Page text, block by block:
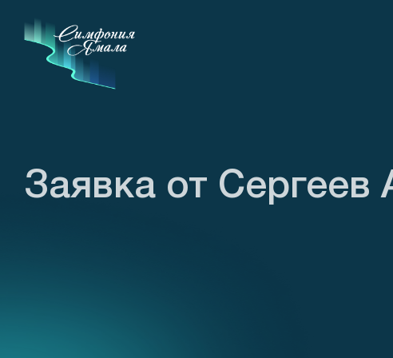
Заявка от Сергеев